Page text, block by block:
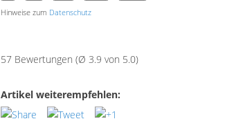
Hinweise zum Datenschutz
57 Bewertungen (Ø 3.9 von 5.0)
Artikel weiterempfehlen: